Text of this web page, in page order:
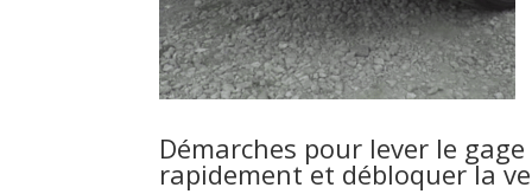
Démarches pour lever le
rapidement et débloquer la